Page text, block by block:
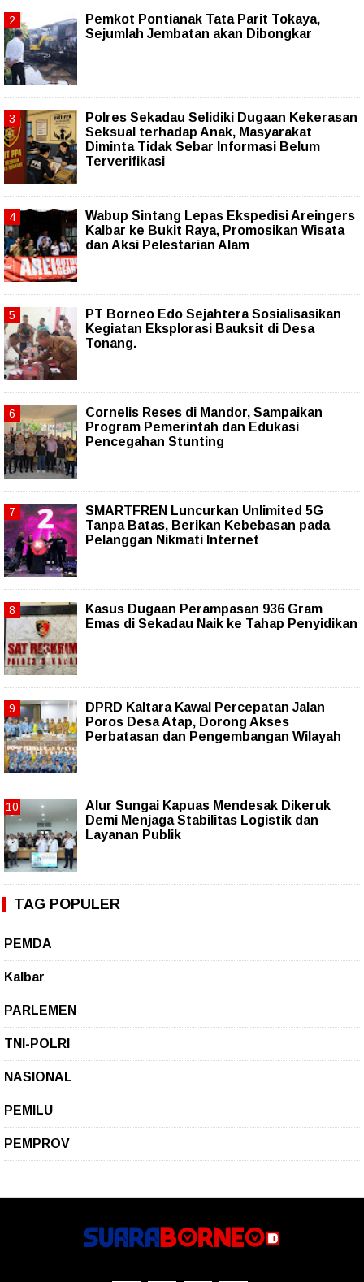
Pemkot Pontianak Tata Parit Tokaya,
Sejumlah Jembatan akan Dibongkar
Polres Sekadau Selidiki Dugaan Kekerasan
Seksual terhadap Anak, Masyarakat
Diminta Tidak Sebar Informasi Belum
Terverifikasi
Wabup Sintang Lepas Ekspedisi Areingers
Kalbar ke Bukit Raya, Promosikan Wisata
dan Aksi Pelestarian Alam
PT Borneo Edo Sejahtera Sosialisasikan
Kegiatan Eksplorasi Bauksit di Desa
Tonang.
Cornelis Reses di Mandor, Sampaikan
Program Pemerintah dan Edukasi
Pencegahan Stunting
SMARTFREN Luncurkan Unlimited 5G
Tanpa Batas, Berikan Kebebasan pada
Pelanggan Nikmati Internet
Kasus Dugaan Perampasan 936 Gram
Emas di Sekadau Naik ke Tahap Penyidikan
DPRD Kaltara Kawal Percepatan Jalan
Poros Desa Atap, Dorong Akses
Perbatasan dan Pengembangan Wilayah
Alur Sungai Kapuas Mendesak Dikeruk
Demi Menjaga Stabilitas Logistik dan
Layanan Publik
TAG POPULER
PEMDA
Kalbar
PARLEMEN
TNI-POLRI
NASIONAL
PEMILU
PEMPROV